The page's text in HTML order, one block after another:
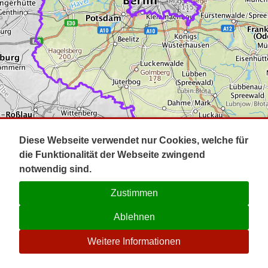
Impressum
Kontakt
☉
Diese Webseite verwendet nur Cookies, welche für
die Funktionalität der Webseite zwingend
notwendig sind.
Zustimmen
Ablehnen
Weitere Informationen